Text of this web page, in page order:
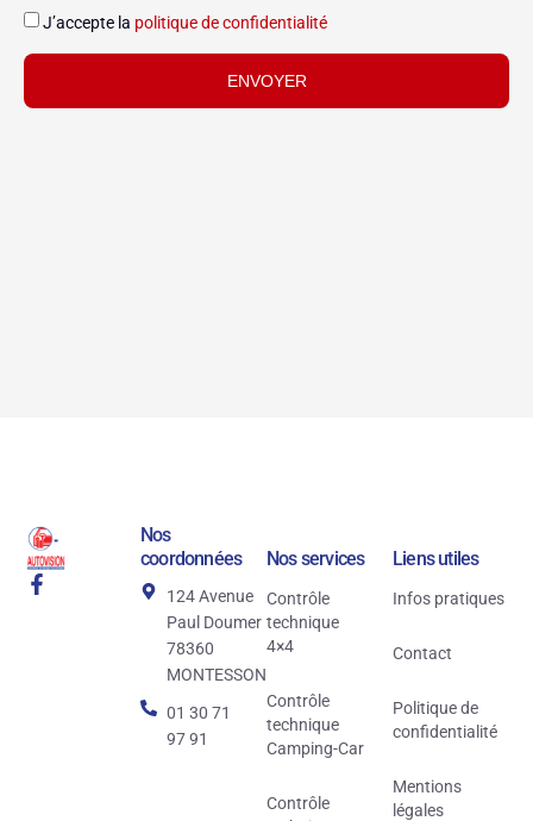
J’accepte la politique de confidentialité
ENVOYER
Nos
coordonnées
124 Avenue
Paul Doumer
78360
MONTESSON
01 30 71
97 91
Nos services
Contrôle
technique
4×4
Contrôle
technique
Camping-Car
Contrôle
Liens utiles
Infos pratiques
Contact
Politique de
confidentialité
Mentions
légales